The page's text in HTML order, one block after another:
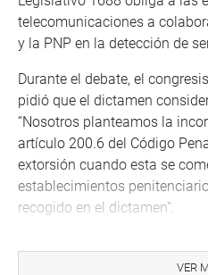
telecomunicaciones a
y la PNP en la detección de
Durante el debate, el
pidió que el dictamen
“Nosotros planteamos la
artículo 200.6 del Código
extorsión cuando esta se
establecimientos
recogido en el dictamen”.
respaldó el dictamen y
VER